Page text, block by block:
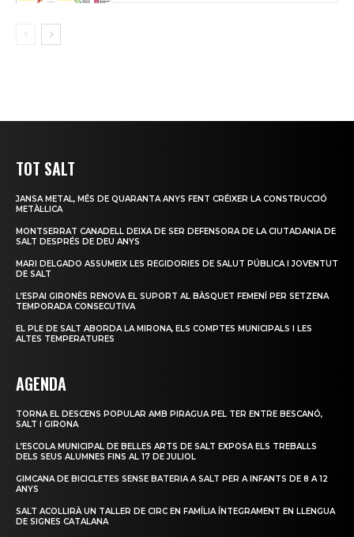
TOT SALT
JANSA METAL, MÉS DE QUARANTA ANYS FENT CRÉIXER LA CONSTRUCCIÓ
METÀL·LICA
MONTSERRAT CANADELL DEIXA DE SER DEFENSORA DE LA CIUTADANIA DE
SALT DESPRÉS DE DEU ANYS
MARI DELGADO ASSUMEIX LES REGIDORIES DE SALUT PÚBLICA I JOVENTUT
DE SALT
L’ESPAI GIRONÈS RENOVA EL SUPORT AL BÀSQUET FEMENÍ PER SETZENA
TEMPORADA CONSECUTIVA
EL PLE DE SALT ABORDA LA MIRONA, ELS COMPTES MUNICIPALS I LES
ALTES TEMPERATURES
AGENDA
TORNA EL DESCENS POPULAR AMB PIRAGUA PEL TER ENTRE BESCANÓ,
SALT I GIRONA
L’ESCOLA MUNICIPAL DE BELLES ARTS DE SALT EXPOSA ELS TREBALLS
DELS SEUS ALUMNES FINS AL 17 DE JULIOL
GIMCANA DE BICICLETES SENSE BATERIA A SALT PER A INFANTS DE 8 A 12
ANYS
SALT ACOLLIRÀ UN TALLER DE CIRC EN FAMÍLIA ÍNTEGRAMENT EN LLENGUA
DE SIGNES CATALANA